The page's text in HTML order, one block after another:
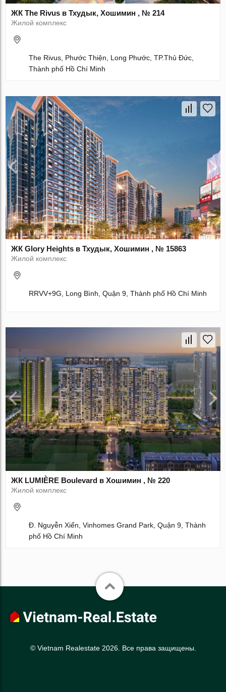
ЖК The Rivus в Тхудык, Хошимин , № 214
Жилой комплекс
The Rivus, Phước Thiện, Long Phước, TP.Thủ Đức,
Thành phố Hồ Chí Minh
ЖК Glory Heights в Тхудык, Хошимин , № 15863
Жилой комплекс
RRVV+9G, Long Bình, Quận 9, Thành phố Hồ Chí Minh
ЖК LUMIÈRE Boulevard в Хошимин , № 220
Жилой комплекс
Đ. Nguyễn Xiển, Vinhomes Grand Park, Quận 9, Thành
phố Hồ Chí Minh
© Vietnam Realestate 2026. Все права защищены.